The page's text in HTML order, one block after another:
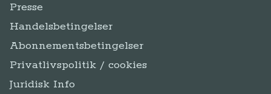
Presse
Handelsbetingelser
Abonnementsbetingelser
Privatlivspolitik / cookies
Juridisk Info